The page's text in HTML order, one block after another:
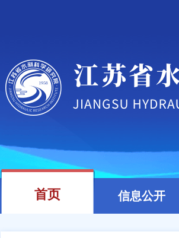
首页 信息公开